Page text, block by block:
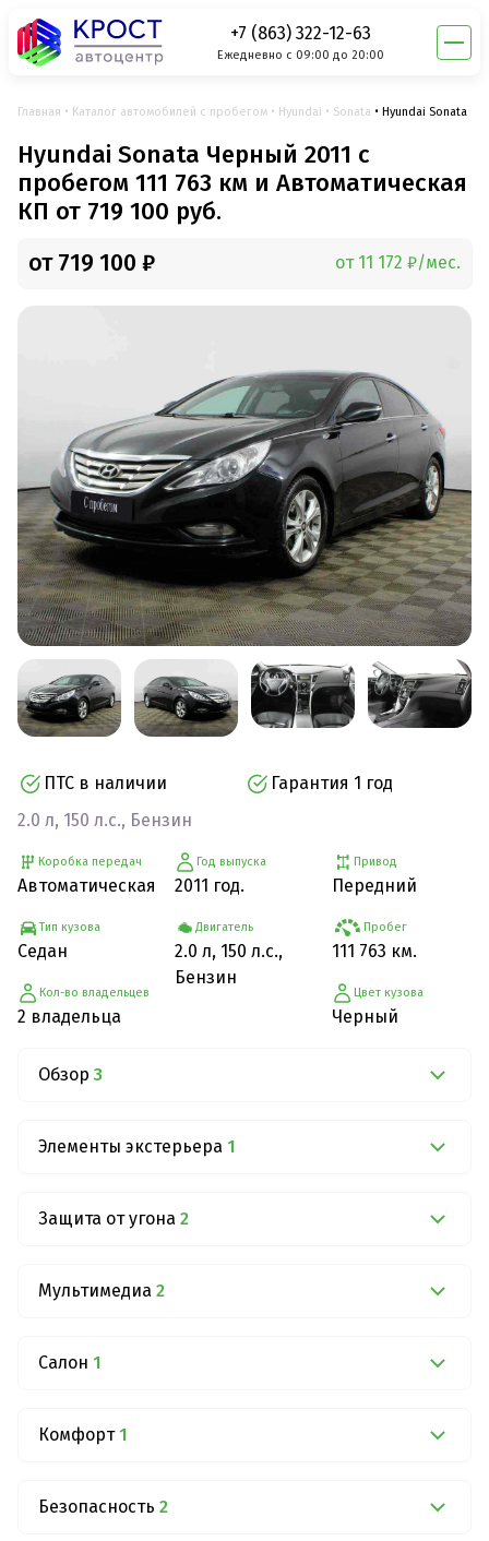
+7 (863) 322-12-63
Ежедневно с 09:00 до 20:00
Главная Каталог автомобилей с пробегом Hyundai Sonata Hyundai Sonata
Hyundai Sonata Черный 2011 с
пробегом 111 763 км и Автоматическая
КП от 719 100 руб.
от 719 100 ₽ от 11 172 ₽/мес.
ПТС в наличии
Гарантия 1 год
2.0 л, 150 л.с., Бензин
Коробка передач
Автоматическая
Тип кузова
Седан
Кол-во владельцев
2 владельца
Год выпуска
2011 год.
Двигатель
2.0 л, 150 л.с.,
Бензин
Привод
Передний
Пробег
111 763 км.
Цвет кузова
Черный
Обзор 3
Элементы экстерьера 1
Защита от угона 2
Мультимедиа 2
Салон 1
Комфорт 1
Безопасность 2